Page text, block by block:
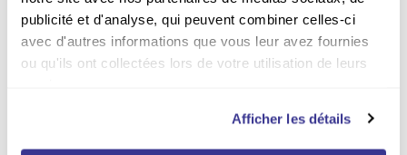
publicité et d'analyse, qui peuvent combiner celles-ci
avec d'autres informations que vous leur avez fournies
ou qu'ils ont collectées lors de votre utilisation de leurs
Afficher les détails
abonnements
Paiement sécurisé